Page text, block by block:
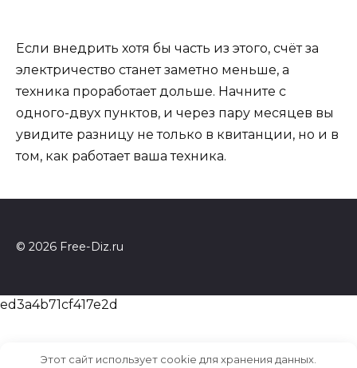
Если внедрить хотя бы часть из этого, счёт за
электричество станет заметно меньше, а
техника проработает дольше. Начните с
одного-двух пунктов, и через пару месяцев вы
увидите разницу не только в квитанции, но и в
том, как работает ваша техника.
© 2026 Free-Diz.ru
ed3a4b71cf417e2d
Этот сайт использует cookie для хранения данных.